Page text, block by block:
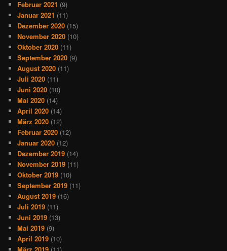
Februar 2021 (9)
Januar 2021 (11)
Dezember 2020 (15)
November 2020 (10)
Oktober 2020 (11)
September 2020 (9)
August 2020 (11)
Juli 2020 (11)
Juni 2020 (10)
Mai 2020 (14)
April 2020 (14)
März 2020 (12)
Februar 2020 (12)
Januar 2020 (12)
Dezember 2019 (14)
November 2019 (11)
Oktober 2019 (10)
September 2019 (11)
August 2019 (16)
Juli 2019 (11)
Juni 2019 (13)
Mai 2019 (9)
April 2019 (10)